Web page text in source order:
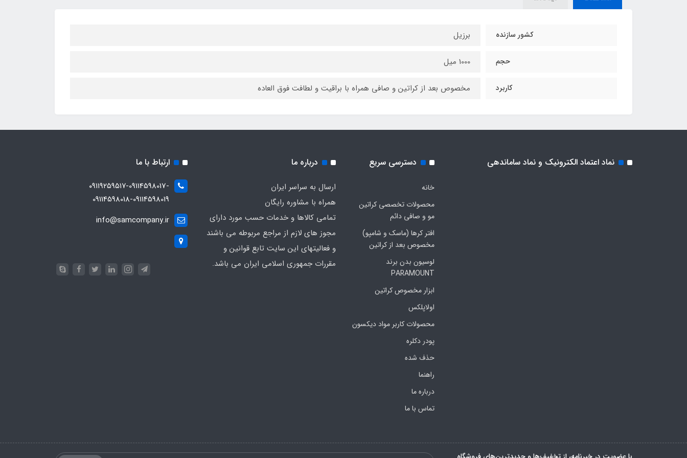
کشور سازنده برزیل
حجم 1000 میل
کاربرد مخصوص بعد از کراتین و صافی همراه با براقیت و لطافت فوق العاده
نماد اعتماد الکترونیک و نماد ساماندهی دسترسی سریع
خانه
محصولات تخصصی کراتین
مو و صافی دائم
افتر کرها (ماسک و شامپو)
مخصوص بعد از کراتین
لوسیون بدن برند
PARAMOUNT
ابزار مخصوص کراتین
اولاپلکس
محصولات کاربر مواد دیکسون
پودر دکلره
حذف شده
راهنما
درباره ما
تماس با ما
درباره ما
ارسال به سراسر ایران
همراه با مشاوره رایگان
تمامی کالاها و خدمات حسب مورد دارای
مجوز های لازم از مراجع مربوطه می باشند
و فعالیتهای این سایت تابع قوانین و
مقررات جمهوری اسلامی ایران می باشد.
ارتباط با ما
۰۹۱۱۹۲۵۹۵۱۷-09114598017-
09114598018-09114598019
info@samcompany.ir